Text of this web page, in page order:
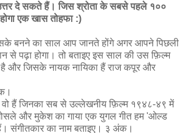
दे सकते हैं। जिस श्रोता के सबसे पहले १००
एक खास तोहफा :)
बनने का साल आप जानते होंगे अगर आपने पिछली
से पढ़ा होगा। तो बताइए इस साल की उस फ़िल्म
है और जिसके नायक नायिका हैं राज कपूर और
वो हैं जिनका सब से उल्लेखनीय फ़िल्म १९४८-४९ में
और मुकेश का गाया एक युगल गीत हम 'ओल्ड
संगीतकार का नाम बताइए। ३ अंक।